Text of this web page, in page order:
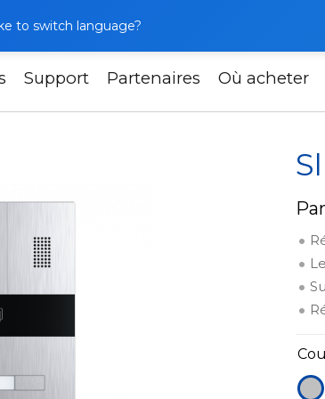
to switch language?
Support Partenaires Où acheter
Slinex MA-02CRHD